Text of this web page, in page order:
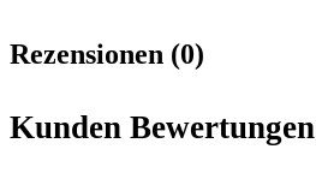
Rezensionen (0)
Kunden Bewertungen